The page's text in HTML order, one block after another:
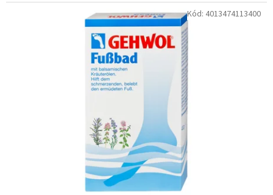
Kód: 4013474113400